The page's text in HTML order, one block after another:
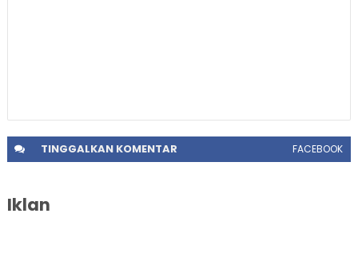
TINGGALKANKOMENTAR FACEBOOK
Iklan